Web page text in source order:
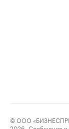
© ООО